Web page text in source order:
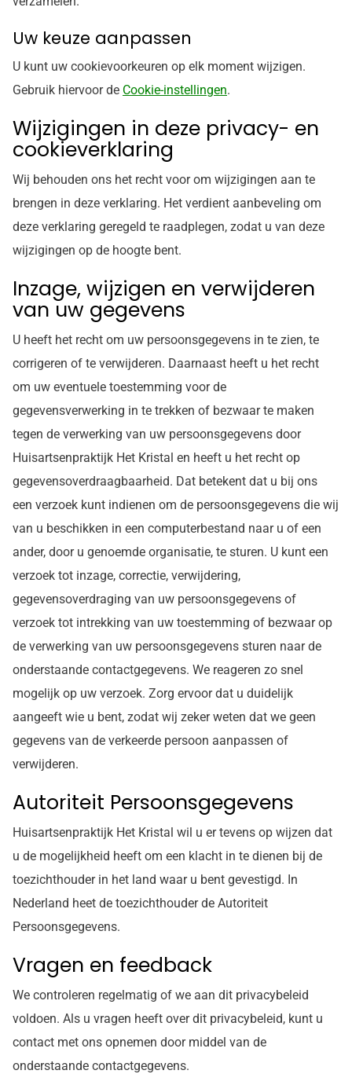
Uw keuze aanpassen
U kunt uw cookievoorkeuren op elk moment wijzigen.
Gebruik hiervoor de Cookie-instellingen.
Wijzigingen in deze privacy- en
cookieverklaring
Wij behouden ons het recht voor om wijzigingen aan te
brengen in deze verklaring. Het verdient aanbeveling om
deze verklaring geregeld te raadplegen, zodat u van deze
wijzigingen op de hoogte bent.
Inzage, wijzigen en verwijderen
van uw gegevens
U heeft het recht om uw persoonsgegevens in te zien, te
corrigeren of te verwijderen. Daarnaast heeft u het recht
om uw eventuele toestemming voor de
gegevensverwerking in te trekken of bezwaar te maken
tegen de verwerking van uw persoonsgegevens door
Huisartsenpraktijk Het Kristal en heeft u het recht op
gegevensoverdraagbaarheid. Dat betekent dat u bij ons
een verzoek kunt indienen om de persoonsgegevens die wij
van u beschikken in een computerbestand naar u of een
ander, door u genoemde organisatie, te sturen. U kunt een
verzoek tot inzage, correctie, verwijdering,
gegevensoverdraging van uw persoonsgegevens of
verzoek tot intrekking van uw toestemming of bezwaar op
de verwerking van uw persoonsgegevens sturen naar de
onderstaande contactgegevens. We reageren zo snel
mogelijk op uw verzoek. Zorg ervoor dat u duidelijk
aangeeft wie u bent, zodat wij zeker weten dat we geen
gegevens van de verkeerde persoon aanpassen of
verwijderen.
Autoriteit Persoonsgegevens
Huisartsenpraktijk Het Kristal wil u er tevens op wijzen dat
u de mogelijkheid heeft om een klacht in te dienen bij de
toezichthouder in het land waar u bent gevestigd. In
Nederland heet de toezichthouder de Autoriteit
Persoonsgegevens.
Vragen en feedback
We controleren regelmatig of we aan dit privacybeleid
voldoen. Als u vragen heeft over dit privacybeleid, kunt u
contact met ons opnemen door middel van de
onderstaande contactgegevens.